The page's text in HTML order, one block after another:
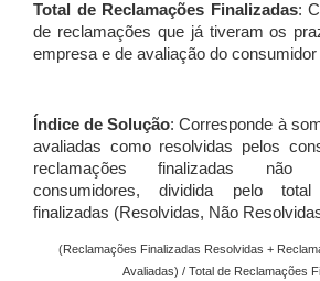
Total de Reclamações Finalizadas:
de reclamações que já tiveram os
empresa e de avaliação do consumidor
Índice de Solução: Corresponde à
avaliadas como resolvidas pelos
reclamações finalizadas não
consumidores, dividida pelo
finalizadas (Resolvidas, Não
(Reclamações Finalizadas Resolvidas +
Avaliadas) / Total de Reclamações